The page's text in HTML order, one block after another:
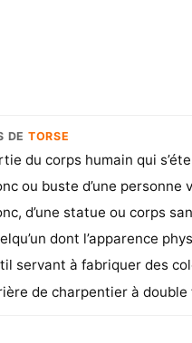
DE TORSE
du corps humain qui
ou buste d’une personne
d’une statue ou corps
dont l’apparence
servant à fabriquer des
de charpentier à